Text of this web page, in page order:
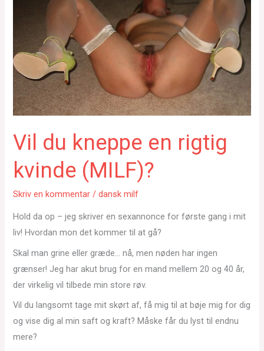
Vil du kneppe en rigtig
kvinde (MILF)?
Skriv en kommentar /dansk milf
Hold da op – jeg skriver en sexannonce for første gang i mit
liv! Hvordan mon det kommer til at gå?
Skal man grine eller græde… nå, men nøden har ingen
grænser! Jeg har akut brug for en mand mellem 20 og 40 år,
der virkelig vil tilbede min store røv.
Vil du langsomt tage mit skørt af, få mig til at bøje mig for dig
og vise dig al min saft og kraft? Måske får du lyst til endnu
mere?